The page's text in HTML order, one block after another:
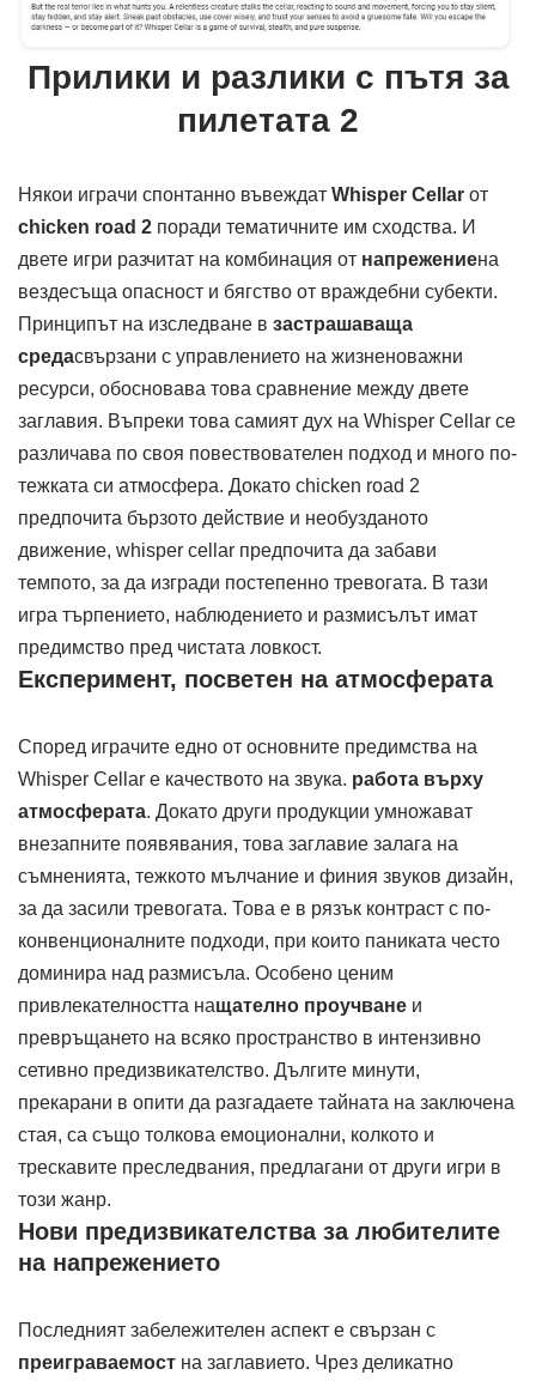
Прилики и разлики с пътя за
пилетата 2
Някои играчи спонтанно въвеждат Whisper Cellar от
chicken road 2 поради тематичните им сходства. И
двете игри разчитат на комбинация от напрежениена
вездесъща опасност и бягство от враждебни субекти.
Принципът на изследване в застрашаваща
средасвързани с управлението на жизненоважни
ресурси, обосновава това сравнение между двете
заглавия. Въпреки това самият дух на Whisper Cellar се
различава по своя повествователен подход и много по-
тежката си атмосфера. Докато chicken road 2
предпочита бързото действие и необузданото
движение, whisper cellar предпочита да забави
темпото, за да изгради постепенно тревогата. В тази
игра търпението, наблюдението и размисълът имат
предимство пред чистата ловкост.
Експеримент, посветен на атмосферата
Според играчите едно от основните предимства на
Whisper Cellar е качеството на звука. работа върху
атмосферата. Докато други продукции умножават
внезапните появявания, това заглавие залага на
съмненията, тежкото мълчание и финия звуков дизайн,
за да засили тревогата. Това е в рязък контраст с по-
конвенционалните подходи, при които паниката често
доминира над размисъла. Особено ценим
привлекателността нащателно проучване и
превръщането на всяко пространство в интензивно
сетивно предизвикателство. Дългите минути,
прекарани в опити да разгадаете тайната на заключена
стая, са също толкова емоционални, колкото и
трескавите преследвания, предлагани от други игри в
този жанр.
Нови предизвикателства за любителите
на напрежението
Последният забележителен аспект е свързан с
преиграваемост на заглавието. Чрез деликатно